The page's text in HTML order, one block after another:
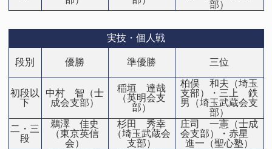
部）
実技・個人戦
段別 優勝 準優勝 三位
初段以
下
中村 智（士
成会支部）
稲垣 達哉
（英明会支
部）
柏俣 和夫（埼玉
支部）・三上 鉄
男（埼玉武蔵会支
部）
二・三
段
鵜澤 佳史
（東京英信
会）
杉田 秀幸
（埼玉武蔵会
支部）
庄司 一憲（士成
会支部）・赤星
進一（聖心塾）